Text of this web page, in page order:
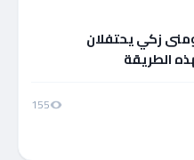
زكي يحتفلان
الطريقة
155